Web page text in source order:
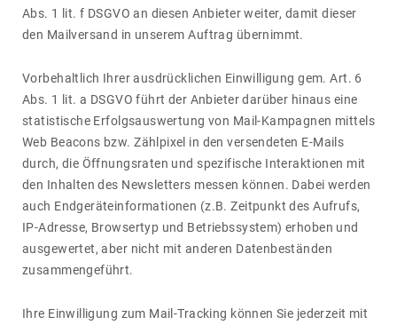
Abs. 1 lit. f DSGVO an diesen Anbieter weiter, damit dieser
den Mail­ver­sand in unserem Auftrag über­nimmt.
Vorbe­halt­lich Ihrer ausdrück­li­chen Einwil­li­gung gem. Art. 6
Abs. 1 lit. a DSGVO führt der Anbieter darüber hinaus eine
statis­ti­sche Erfolgs­aus­wer­tung von Mail-Kampa­gnen mittels
Web Beacons bzw. Zähl­pixel in den versen­deten E-Mails
durch, die Öffnungs­raten und spezi­fi­sche Inter­ak­tionen mit
den Inhalten des News­let­ters messen können. Dabei werden
auch Endge­räte­in­for­ma­tionen (z.B. Zeit­punkt des Aufrufs,
IP-Adresse, Brow­sertyp und Betriebs­system) erhoben und
ausge­wertet, aber nicht mit anderen Daten­be­ständen
zusam­men­ge­führt.
Ihre Einwil­li­gung zum Mail-Tracking können Sie jeder­zeit mit